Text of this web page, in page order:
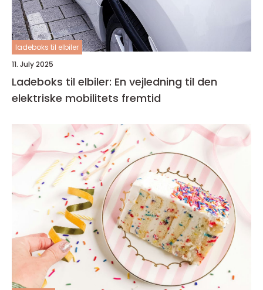
ladeboks til elbiler
11. July 2025
Ladeboks til elbiler: En vejledning til den
elektriske mobilitets fremtid